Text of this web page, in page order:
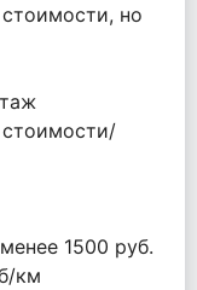
но
стоимости/
1500 руб.
км